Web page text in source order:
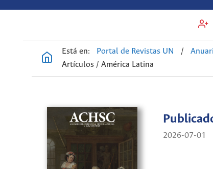
Está en: Portal de Revistas UN /
Artículos / América Latina
2026-07-01